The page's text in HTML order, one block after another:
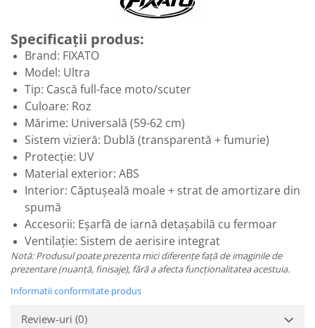
Specificații produs:
Brand: FIXATO
Model: Ultra
Tip: Cască full-face moto/scuter
Culoare: Roz
Mărime: Universală (59-62 cm)
Sistem vizieră: Dublă (transparentă + fumurie)
Protecție: UV
Material exterior: ABS
Interior: Căptușeală moale + strat de amortizare din
spumă
Accesorii: Eșarfă de iarnă detașabilă cu fermoar
Ventilație: Sistem de aerisire integrat
Notă: Produsul poate prezenta mici diferențe față de imaginile de
prezentare (nuanță, finisaje), fără a afecta funcționalitatea acestuia.
Informatii conformitate produs
Review-uri (0)